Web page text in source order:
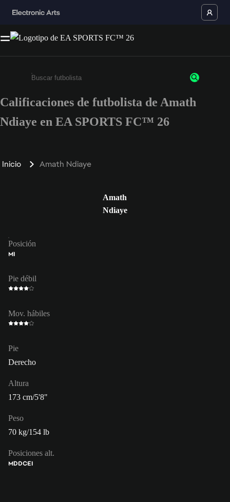
Ingresa un mínimo de 3 caracteres o números
Calificaciones de futbolista de Amath
Ndiaye en EA SPORTS FC™ 26
Inicio Amath Ndiaye
Amath
Ndiaye
Posición
MI
Pie débil
Mov. hábiles
Pie
Derecho
Altura
173 cm/5'8"
Peso
70 kg/154 lb
Posiciones alt.
MDDCEI